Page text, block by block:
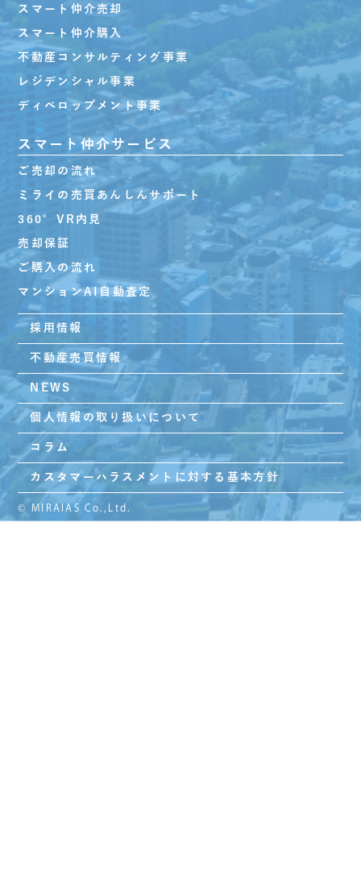
スマート仲介売却
スマート仲介購入
不動産コンサルティング事業
レジデンシャル事業
ディベロップメント事業
スマート仲介サービス
ご売却の流れ
ミライの売買あんしんサポート
360°VR内見
売却保証
ご購入の流れ
マンションAI自動査定
採用情報
不動産売買情報
NEWS
個人情報の取り扱いについて
コラム
カスタマーハラスメントに対する基本方針
© MIRAIAS Co.,Ltd.